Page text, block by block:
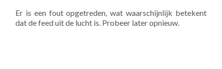
Er is een fout opgetreden, wat waarschijnlijk betekent
dat de feed uit de lucht is. Probeer later opnieuw.